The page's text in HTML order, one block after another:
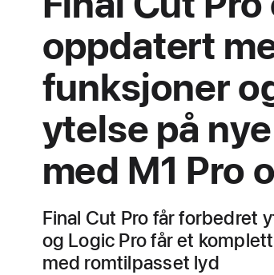
oppdatert
funksjoner
ytelse på
med M1 Pro
Final Cut Pro får forbedret
og Logic Pro får et
med romtilpasset lyd